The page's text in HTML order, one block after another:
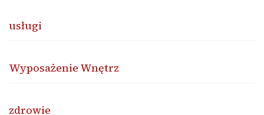
usługi
Wyposażenie Wnętrz
zdrowie